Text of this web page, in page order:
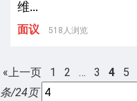
维...
面议 518人浏览
«上一页 1 2 … 3 4 5
条/24页